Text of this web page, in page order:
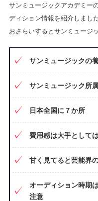
サンミュージックアカデミー
ディション情報を紹介しました
おさらいするとサンミュージ
サンミュージックの
サンミュージック所
日本全国に７か所
費用感は大手として
甘く見てると芸能界
オーディション時期
注意